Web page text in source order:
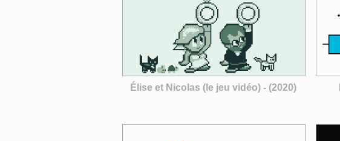
Élise et Nicolas (le jeu vidéo) - (2020)